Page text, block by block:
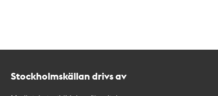
Stockholmskällan drivs av